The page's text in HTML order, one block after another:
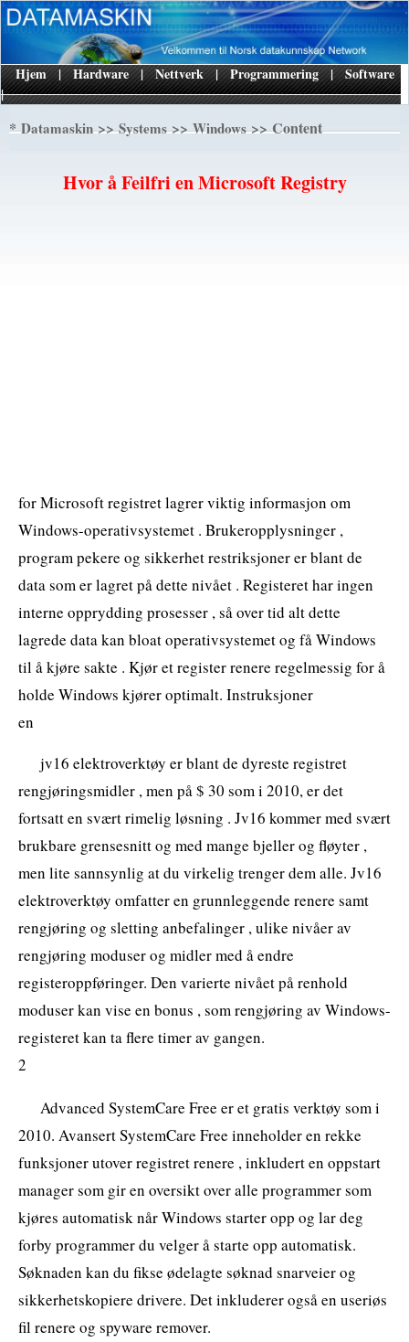
|
Hjem | Hardware | Nettverk | Programmering | Software
*Datamaskin>>Systems>>Windows>> Content
Hvor å Feilfri en Microsoft Registry
for Microsoft registret lagrer viktig informasjon om
Windows-operativsystemet . Brukeropplysninger ,
program pekere og sikkerhet restriksjoner er blant de
data som er lagret på dette nivået . Registeret har ingen
interne opprydding prosesser , så over tid alt dette
lagrede data kan bloat operativsystemet og få Windows
til å kjøre sakte . Kjør et register renere regelmessig for å
holde Windows kjører optimalt. Instruksjoner
en
jv16 elektroverktøy er blant de dyreste registret
rengjøringsmidler , men på $ 30 som i 2010, er det
fortsatt en svært rimelig løsning . Jv16 kommer med svært
brukbare grensesnitt og med mange bjeller og fløyter ,
men lite sannsynlig at du virkelig trenger dem alle. Jv16
elektroverktøy omfatter en grunnleggende renere samt
rengjøring og sletting anbefalinger , ulike nivåer av
rengjøring moduser og midler med å endre
registeroppføringer. Den varierte nivået på renhold
moduser kan vise en bonus , som rengjøring av Windows-
registeret kan ta flere timer av gangen.
2
Advanced SystemCare Free er et gratis verktøy som i
2010. Avansert SystemCare Free inneholder en rekke
funksjoner utover registret renere , inkludert en oppstart
manager som gir en oversikt over alle programmer som
kjøres automatisk når Windows starter opp og lar deg
forby programmer du velger å starte opp automatisk.
Søknaden kan du fikse ødelagte søknad snarveier og
sikkerhetskopiere drivere. Det inkluderer også en useriøs
fil renere og spyware remover.